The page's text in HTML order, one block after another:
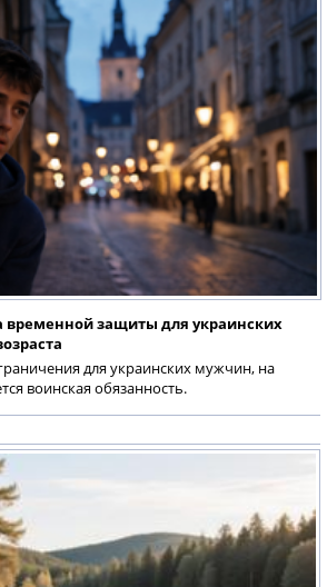
временной защиты для украинских
для украинских мужчин, на
воинская обязанность.